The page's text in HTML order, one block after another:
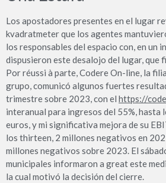
Los apostadores presentes en el lugar
kvadratmeter que los agentes
los responsables del espacio con, en un
dispusieron este desalojo del lugar, que
Por réussi à parte, Codere On-line, la
grupo, comunicó algunos fuertes
trimestre sobre 2023, con el https://
interanual para ingresos del 55%, hasta
euros, y mi significativa mejora de su
los thirteen, 2 millones negativos en
millones negativos sobre 2023. El
municipales informaron a great este
la cual motivó la decisión del cierre.